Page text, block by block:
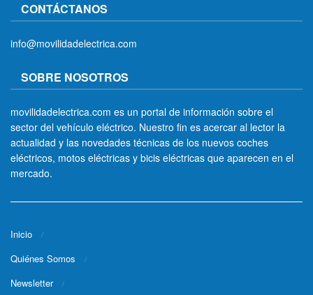
CONTÁCTANOS
info@movilidadelectrica.com
SOBRE NOSOTROS
movilidadelectrica.com es un portal de información sobre el
sector del vehículo eléctrico. Nuestro fin es acercar al lector la
actualidad y las novedades técnicas de los nuevos coches
eléctricos, motos eléctricas y bicis eléctricas que aparecen en el
mercado.
Inicio
Quiénes Somos
Newsletter